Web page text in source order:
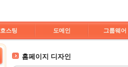
호스팅 도메인 그룹웨어
홈페이지 디자인